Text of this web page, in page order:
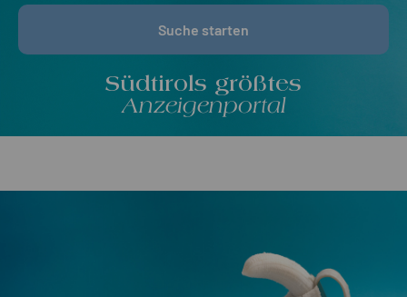
Südtirols größtes
Anzeigenportal
Suche starten